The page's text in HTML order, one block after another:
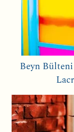
Beyn